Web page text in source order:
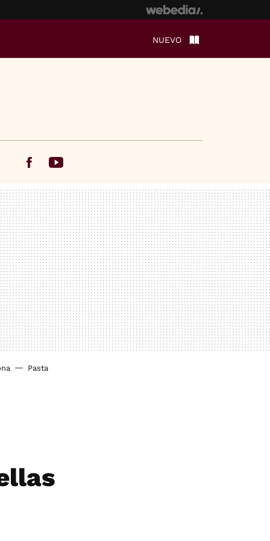
NUEVO
FacebookYoutube
Pasta